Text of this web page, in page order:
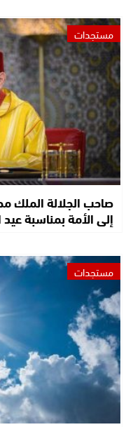
مستجدات
صاحب الجلالة الملك
إلى الأمة بمناسبة
مستجدات